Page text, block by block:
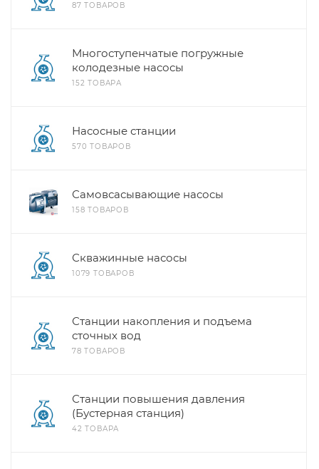
87 ТОВАРОВ
Многоступенчатые погружные
колодезные насосы
152 ТОВАРА
Насосные станции
570 ТОВАРОВ
Самовсасывающие насосы
158 ТОВАРОВ
Скважинные насосы
1079 ТОВАРОВ
Станции накопления и подъема
сточных вод
78 ТОВАРОВ
Станции повышения давления
(Бустерная станция)
42 ТОВАРА